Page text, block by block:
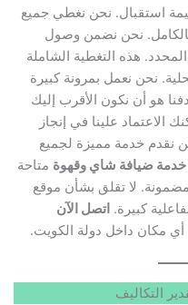
استقبال. نحن نغطي جميع
بالكامل. نحن نضمن وصول
هذه التغطية الشاملة
نحن نعمل بمرونة كبيرة
هو أن نكون الأقرب إليك
علينا في إنجاز
نقدم خدمة مميزة لجميع
ضيافة شاي وقهوةمتاحة
لا تقلق بشأن موقع
كبيرة.اتصل الآن
مكان داخل دولة الكويت.
التكاليف